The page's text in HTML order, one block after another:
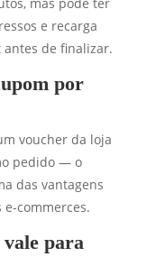
mas pode ter
e recarga
de finalizar.
por
voucher da loja
pedido — o
das vantagens
commerces.
vale para